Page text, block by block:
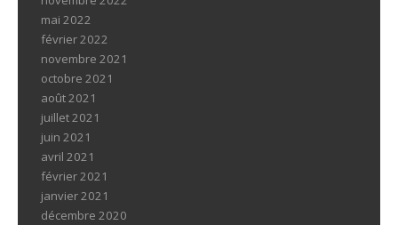
mai 2022
février 2022
novembre 2021
octobre 2021
août 2021
juillet 2021
juin 2021
avril 2021
février 2021
janvier 2021
décembre 2020